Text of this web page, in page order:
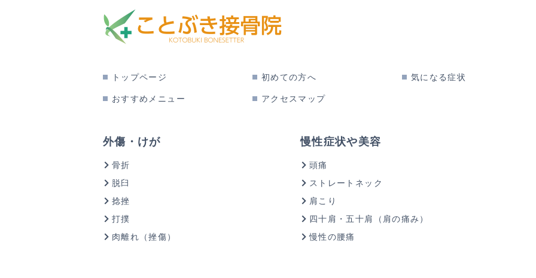
トップページ 初めての方へ 気になる症状
おすすめメニュー アクセスマップ
外傷・けが
骨折
脱臼
捻挫
打撲
肉離れ（挫傷）
慢性症状や美容
頭痛
ストレートネック
肩こり
四十肩・五十肩（肩の痛み）
慢性の腰痛